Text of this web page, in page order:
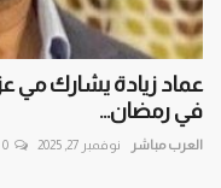
عماد زيادة يشارك مي
في رمضان...
العرب مباشر نوفمبر 27, 2025 0